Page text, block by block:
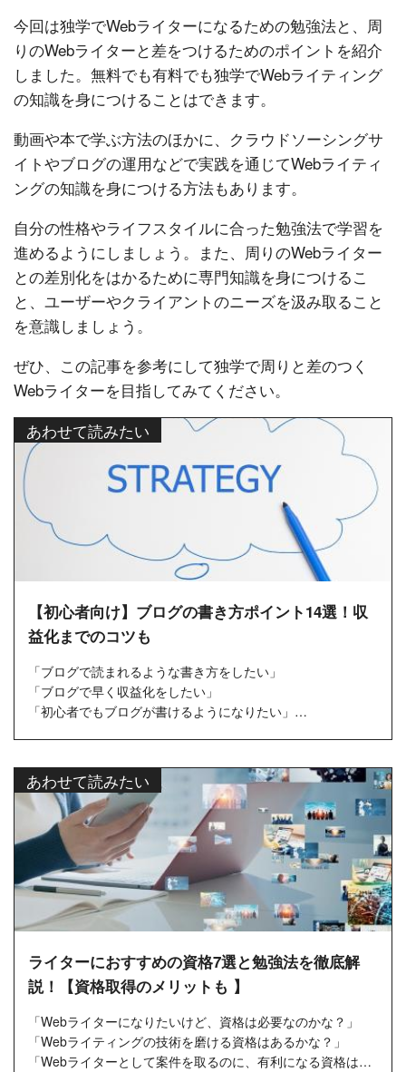
今回は独学でWebライターになるための勉強法と、周
りのWebライターと差をつけるためのポイントを紹介
しました。無料でも有料でも独学でWebライティング
の知識を身につけることはできます。
動画や本で学ぶ方法のほかに、クラウドソーシングサ
イトやブログの運用などで実践を通じてWebライティ
ングの知識を身につける方法もあります。
自分の性格やライフスタイルに合った勉強法で学習を
進めるようにしましょう。また、周りのWebライター
との差別化をはかるために専門知識を身につけるこ
と、ユーザーやクライアントのニーズを汲み取ること
を意識しましょう。
ぜひ、この記事を参考にして独学で周りと差のつく
Webライターを目指してみてください。
あわせて読みたい
【初心者向け】ブログの書き方ポイント14選！収
益化までのコツも
「ブログで読まれるような書き方をしたい」
「ブログで早く収益化をしたい」
「初心者でもブログが書けるようになりたい」
し...
あわせて読みたい
ライターにおすすめの資格7選と勉強法を徹底解
説！【資格取得のメリットも 】
「Webライターになりたいけど、資格は必要なのかな？」
「Webライティングの技術を磨ける資格はあるかな？」
「Webライターとして案件を取るのに、有利になる資格はあ